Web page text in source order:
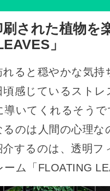
された植物を
」
れると穏やかな気
感じているストレ
導いてくれるそう
のは人間の心理な
するのは、透明フ
ム「FLOATING